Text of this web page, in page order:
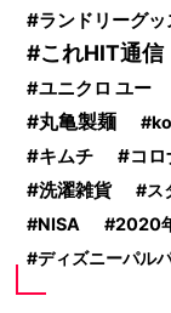
ランドリーグッ
これHIT通信
ユニクロ ユー
丸亀製麺
キムチ
コ
洗濯雑貨 ス
NISA 2020
ディズニーパル